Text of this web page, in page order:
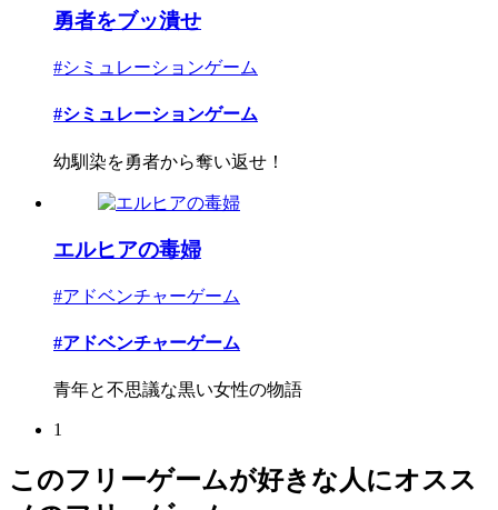
勇者をブッ潰せ
#シミュレーションゲーム
#シミュレーションゲーム
幼馴染を勇者から奪い返せ！
エルヒアの毒婦
#アドベンチャーゲーム
#アドベンチャーゲーム
青年と不思議な黒い女性の物語
1
このフリーゲームが好きな人にオスス